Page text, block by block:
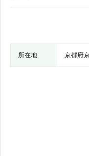
所在地 京都府